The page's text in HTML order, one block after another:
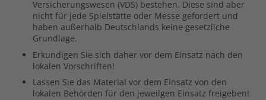
Versicherungswesen (VDS) bestehen. Diese sind aber
nicht für jede Spielstätte oder Messe gefordert und
haben außerhalb Deutschlands keine gesetzliche
Grundlage.
Erkundigen Sie sich daher vor dem Einsatz nach den
lokalen Vorschriften!
Lassen Sie das Material vor dem Einsatz von den
lokalen Behörden für den jeweilgen Einsatz freigeben!